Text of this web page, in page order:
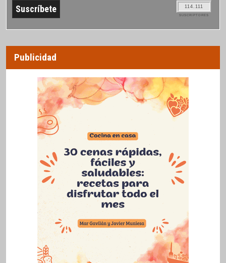
114.111
SUSCRIPTORES
Publicidad